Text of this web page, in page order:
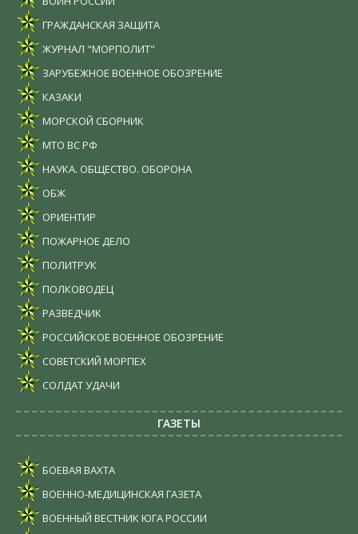
ГРАЖДАНСКАЯ ЗАЩИТА
ЖУРНАЛ "МОРПОЛИТ"
ЗАРУБЕЖНОЕ ВОЕННОЕ ОБОЗРЕНИЕ
КАЗАКИ
МОРСКОЙ СБОРНИК
МТО ВС РФ
НАУКА. ОБЩЕСТВО. ОБОРОНА
ОБЖ
ОРИЕНТИР
ПОЖАРНОЕ ДЕЛО
ПОЛИТРУК
ПОЛКОВОДЕЦ
РАЗВЕДЧИК
РОССИЙСКОЕ ВОЕННОЕ ОБОЗРЕНИЕ
СОВЕТСКИЙ МОРПЕХ
СОЛДАТ УДАЧИ
ГАЗЕТЫ
БОЕВАЯ ВАХТА
ВОЕННО-МЕДИЦИНСКАЯ ГАЗЕТА
ВОЕННЫЙ ВЕСТНИК ЮГА РОССИИ